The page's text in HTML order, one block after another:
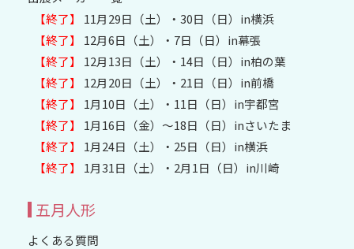
【終了】
11月29日（土）・30日（日）in横浜
【終了】
12月6日（土）・7日（日）in幕張
【終了】
12月13日（土）・14日（日）in柏の葉
【終了】
12月20日（土）・21日（日）in前橋
【終了】
1月10日（土）・11日（日）in宇都宮
【終了】
1月16日（金）～18日（日）inさいたま
【終了】
1月24日（土）・25日（日）in横浜
【終了】
1月31日（土）・2月1日（日）in川崎
五月人形
よくある質問